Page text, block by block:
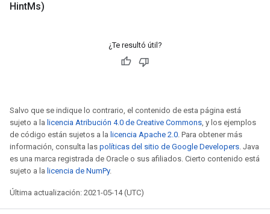
HintMs)
¿Te resultó útil?
Salvo que se indique lo contrario, el contenido de esta página está
sujeto a la licencia Atribución 4.0 de Creative Commons, y los ejemplos
de código están sujetos a la licencia Apache 2.0. Para obtener más
información, consulta las políticas del sitio de Google Developers. Java
es una marca registrada de Oracle o sus afiliados. Cierto contenido está
sujeto a la licencia de NumPy.
Última actualización: 2021-05-14 (UTC)